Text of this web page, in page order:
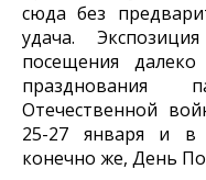
сюда без
удача.
посещения
празднования
Отечественной
25-27 января и в
конечно же, День